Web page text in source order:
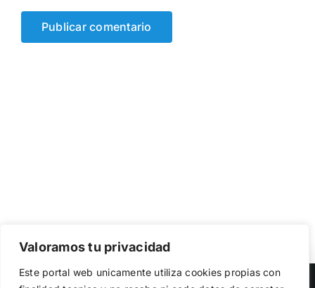
Valoramos tu privacidad
Este portal web unicamente utiliza cookies propias con
Copyright 2023 | Democracia Nacional | All Rights Reserved
el funcionamiento de la web, medir su uso y mejorar